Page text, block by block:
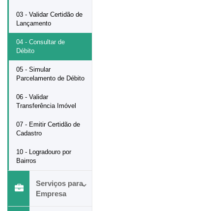
03 - Validar Certidão de
Lançamento
04 - Consultar de
Débito
05 - Simular
Parcelamento de Débito
06 - Validar
Transferência Imóvel
07 - Emitir Certidão de
Cadastro
10 - Logradouro por
Bairros
Serviços para
Empresa